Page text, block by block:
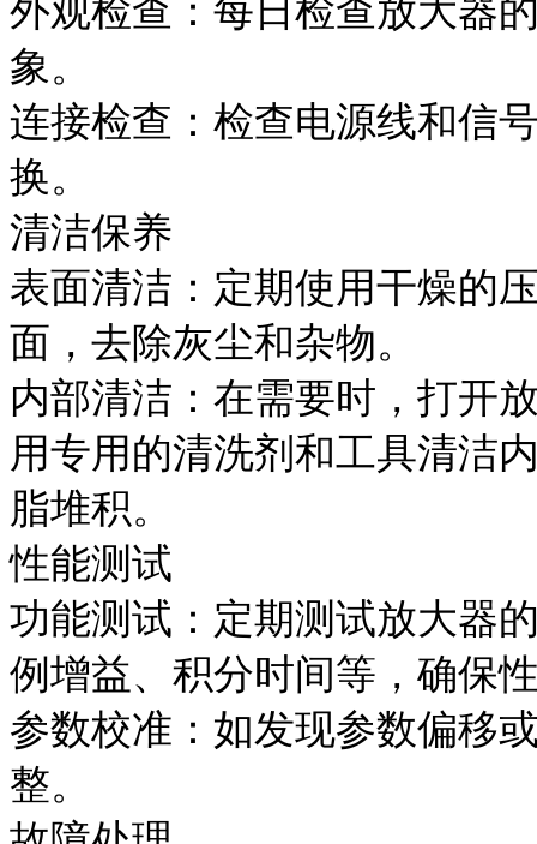
外观检查：每日检查放大器
象。
连接检查：检查电源线和信
换。
清洁保养
表面清洁：定期使用干燥的
面，去除灰尘和杂物。
内部清洁：在需要时，打开
用专用的清洗剂和工具清洁
脂堆积。
性能测试
功能测试：定期测试放大器
例增益、积分时间等，确保
参数校准：如发现参数偏移
整。